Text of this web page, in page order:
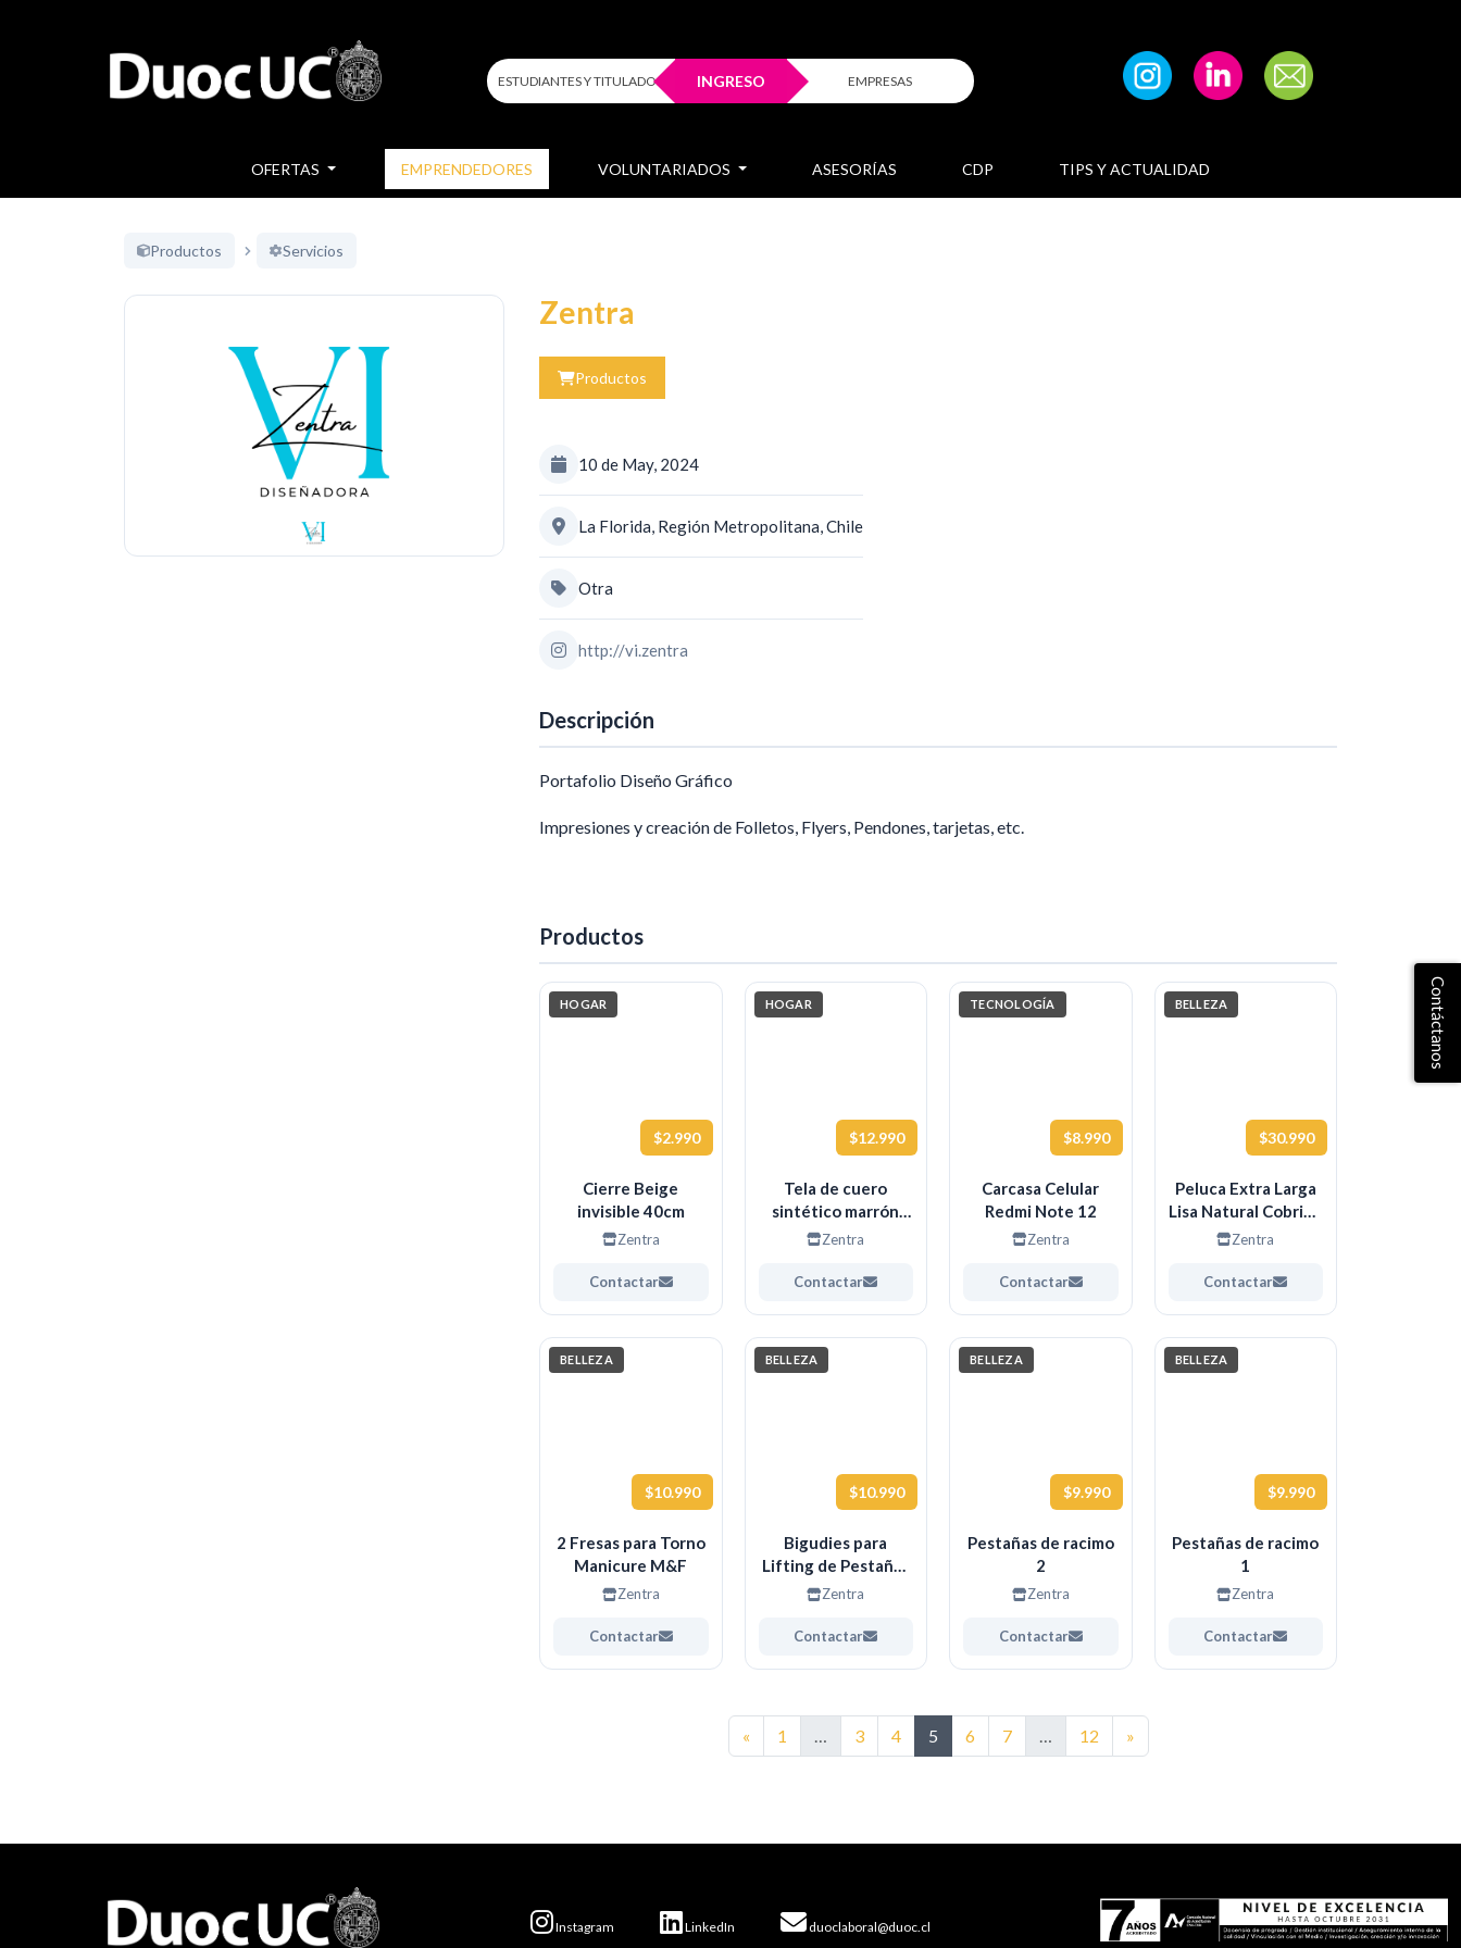
ESTUDIANTES Y TITULADOS INGRESO EMPRESAS
OFERTAS EMPRENDEDORES VOLUNTARIADOS ASESORÍAS CDP TIPS Y ACTUALIDAD
Productos Servicios
Zentra
Productos
10 de May, 2024
La Florida, Región Metropolitana, Chile
Otra
http://vi.zentra
Descripción
Portafolio Diseño Gráfico
Impresiones y creación de Folletos, Flyers, Pendones, tarjetas, etc.
Productos
HOGAR
$2.990
Cierre Beige
invisible 40cm
Zentra
Contactar
HOGAR
$12.990
Tela de cuero
sintético marrón
20cm x 120cm
Zentra
Contactar
TECNOLOGÍA
$8.990
Carcasa Celular
Redmi Note 12
Zentra
Contactar
BELLEZA
$30.990
Peluca Extra Larga
Lisa Natural Cobrizo
Naranja
Zentra
Contactar
BELLEZA
$10.990
2 Fresas para Torno
Manicure M&F
Zentra
Contactar
BELLEZA
$10.990
Bigudies para
Lifting de Pestañas
pack
Zentra
Contactar
BELLEZA
$9.990
Pestañas de racimo
2
Zentra
Contactar
BELLEZA
$9.990
Pestañas de racimo
1
Zentra
Contactar
«Anterior
1 … 3 4 5 6 7 … 12 »Siguiente
Instagram LinkedIn duoclaboral@duoc.cl
Contáctanos